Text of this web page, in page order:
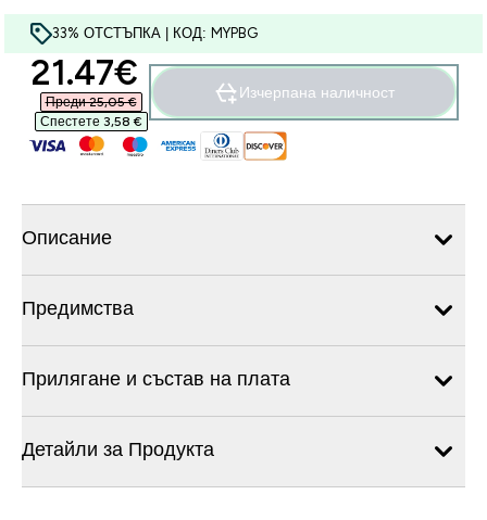
33% ОТСТЪПКА | КОД: MYPBG
discounted price
21.47€‎
Преди 25,05 €‎
Спестете 3,58 €‎
Изчерпана наличност
Описание
Предимства
Прилягане и състав на плата
Детайли за Продукта